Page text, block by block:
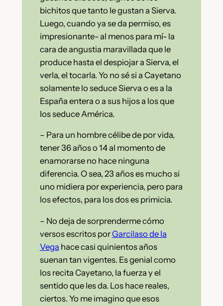
bichitos que tanto le gustan a Sierva.
Luego, cuando ya se da permiso, es
impresionante- al menos para mí- la
cara de angustia maravillada que le
produce hasta el despiojar a Sierva, el
verla, el tocarla. Yo no sé si a Cayetano
solamente lo seduce Sierva o es a la
España entera o a sus hijos a los que
los seduce América.
– Para un hombre célibe de por vida,
tener 36 años o 14 al momento de
enamorarse no hace ninguna
diferencia. O sea, 23 años es mucho si
uno midiera por experiencia, pero para
los efectos, para los dos es primicia.
– No deja de sorprenderme cómo
versos escritos porGarcilaso de la
Vega hace casi quinientos años
suenan tan vigentes. Es genial como
los recita Cayetano, la fuerza y el
sentido que les da. Los hace reales,
ciertos. Yo me imagino que esos